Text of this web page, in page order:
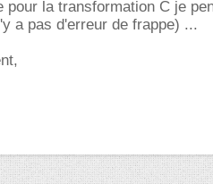
pour la transformation C je
a pas d'erreur de frappe) ...